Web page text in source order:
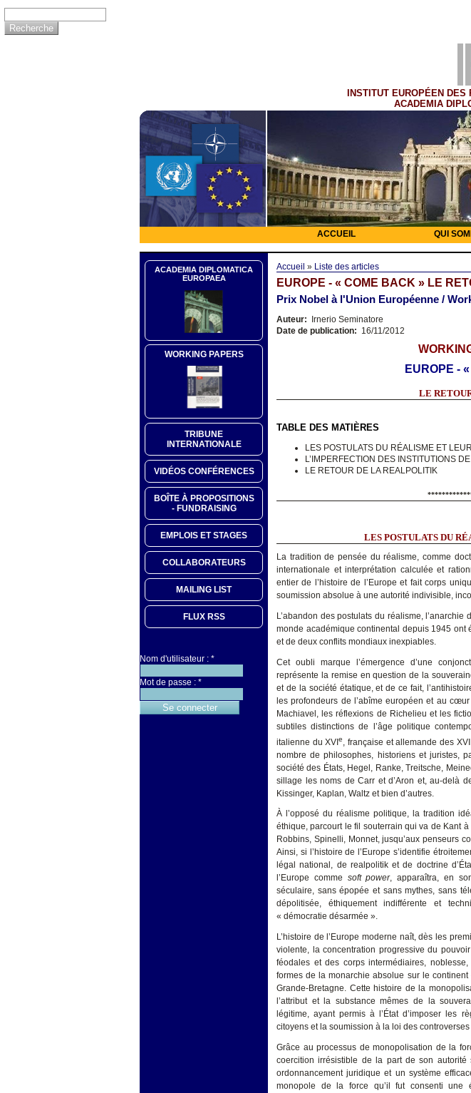
INSTITUT EUROPÉEN DES
ACADEMIA
ACCUEIL QUI
ACADEMIA DIPLOMATICA
EUROPAEA
WORKING PAPERS
TRIBUNE
INTERNATIONALE
VIDÉOS CONFÉRENCES
BOÎTE À PROPOSITIONS
- FUNDRAISING
EMPLOIS ET STAGES
COLLABORATEURS
MAILING LIST
FLUX RSS
Nom d'utilisateur : *
Mot de passe : *
Accueil » Liste des articles
EUROPE - « COME BACK » LE
Prix Nobel à l'Union Européenne /
Auteur: Irnerio Seminatore
Date de publication: 16/11/2012
EUROPE -
LE
TABLE DES MATIÈRES
LES POSTULATS DU RÉALISME ET
L’IMPERFECTION DES INSTITUTIONS
LE RETOUR DE LA REALPOLITIK
LES POSTULATS DU
La tradition de pensée du réalisme, comme
internationale et interprétation calculée et
entier de l’histoire de l’Europe et fait corps
soumission absolue à une autorité indivisible,
L’abandon des postulats du réalisme,
monde académique continental depuis 1945
et de deux conflits mondiaux inexpiables.
Cet oubli marque l’émergence d’une
représente la remise en question de la
et de la société étatique, et de ce fait,
les profondeurs de l’abîme européen et au
Machiavel, les réflexions de Richelieu et les
subtiles distinctions de l’âge politique
italienne du XVIe , française et allemande des
nombre de philosophes, historiens et juristes,
société des États, Hegel, Ranke, Treitsche,
sillage les noms de Carr et d’Aron et, au-delà
Kissinger, Kaplan, Waltz et bien d’autres.
À l’opposé du réalisme politique, la tradition
éthique, parcourt le fil souterrain qui va de Kant
Robbins, Spinelli, Monnet, jusqu’aux penseurs
Ainsi, si l’histoire de l’Europe s’identifie
légal national, de realpolitik et de doctrine
l’Europe comme soft power, apparaîtra, en
séculaire, sans épopée et sans mythes, sans
dépolitisée, éthiquement indifférente et
« démocratie désarmée ».
L’histoire de l’Europe moderne naît, dès les
violente, la concentration progressive du
féodales et des corps intermédiaires,
formes de la monarchie absolue sur le
Grande-Bretagne. Cette histoire de la
l’attribut et la substance mêmes de la
légitime, ayant permis à l’État d’imposer les
citoyens et la soumission à la loi des
Grâce au processus de monopolisation de la
coercition irrésistible de la part de son autorité
ordonnancement juridique et un système
monopole de la force qu’il fut consenti une